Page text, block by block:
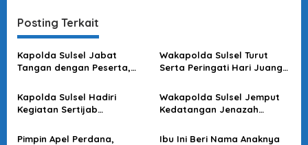
g
a
s
i
p
o
s
Posting Terkait
Kapolda Sulsel Jabat
Tangan dengan Peserta,
Wakapolda Sulsel Turut
Serta Peringati Hari Juang
Kapolda Sulsel Hadiri
Kegiatan Sertijab
AU Sultan Hasanuddin
Wakapolda Sulsel Jemput
Kedatangan Jenazah
Sultan Hasanuddin
Pimpin Apel Perdana,
Ibu Ini Beri Nama Anaknya